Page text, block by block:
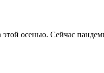
осенью. Сейчас